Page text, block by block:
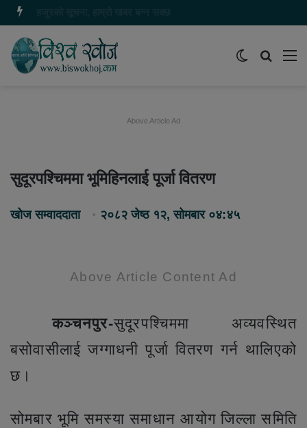
समाचार
Switch
Above Article Ad
सुदूरपश्चिममा भूमिहिनलाई पूर्जा वितरण
खोज सम्वाददाता २०८२ जेष्ठ १२, सोमबार ०४:४५
Above Article Content Ad
कञ्चनपुर-सुदूरपश्चिममा अव्यवस्थित
बसोवासीलाई जग्गाधनी पूर्जा वितरण गर्न थालिएको
छ।
सोमबार भूमि समस्या समाधान आयोग जिल्ला समिति